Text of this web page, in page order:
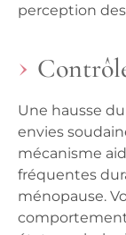
perception
Une hausse
envies
mécanisme
fréquentes
ménopause.